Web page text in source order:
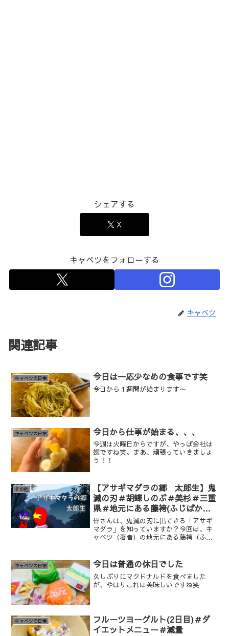
シェアする
X
キャベツをフォローする
キャベツ
関連記事
キャベツの日常 今日は一応少なめの食事です笑
今日から１週間が始まります〜
キャベツの日常 今日から仕事が始まる、、、
今週は火曜日からですが、やっぱ会社は
嫌ですね笑。まあ、頑張っていきましょ
う！！
その他
【アサギマダラの郷 太郎生】鬼
滅の刃＃胡蝶しのぶ＃美杉＃三重
県＃地元にある藤袴(ふじばかま)
を見てきました
皆さんは、鬼滅の刃に出てきる「アサギ
マダラ」を知っていますか？今回は、キ
ャベツ（著者）の地元にある藤袴（ふじ
キャベツの日常 今日は普通の休日でした
久しぶりにマクドナルドを食べました
が、やはりこれは美味しいですね笑
キャベツの日常
フルーツヨーグルト(2日目)＃ダ
イエットメニュー＃減量